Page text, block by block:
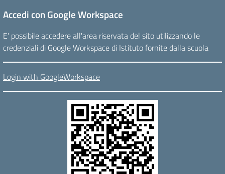
Accedi con Google Workspace
E' possibile accedere all'area riservata del sito utilizzando le
credenziali di Google Workspace di Istituto fornite dalla scuola
Login with GoogleWorkspace